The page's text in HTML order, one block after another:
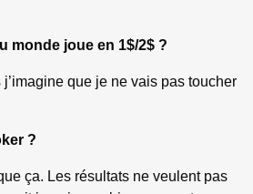
monde joue en 1$/2$ ?
j’imagine que je ne vais pas toucher
?
ça. Les résultats ne veulent pas